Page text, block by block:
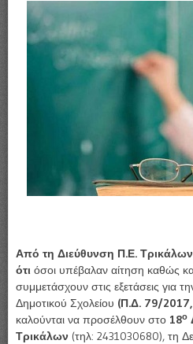
Από τη Διεύθυνση Π.Ε.
ότι όσοι υπέβαλαν αίτηση καθώς
συμμετάσχουν στις εξετάσεις για
Δημοτικού Σχολείου (Π.Δ. 79/
καλούνται να προσέλθουν στο 18ο
Τρικάλων (τηλ: 2431030680), τη